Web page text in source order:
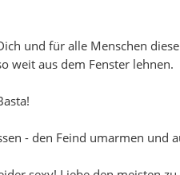
und für alle Menschen
weit aus dem Fenster lehnen.
- den Feind umarmen und